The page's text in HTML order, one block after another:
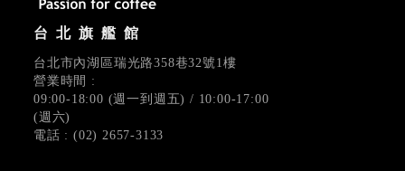
台北旗艦館
台北市內湖區瑞光路358巷32號1樓
營業時間 :
09:00-18:00 (週一到週五) / 10:00-17:00
(週六)
電話 : (02) 2657-3133